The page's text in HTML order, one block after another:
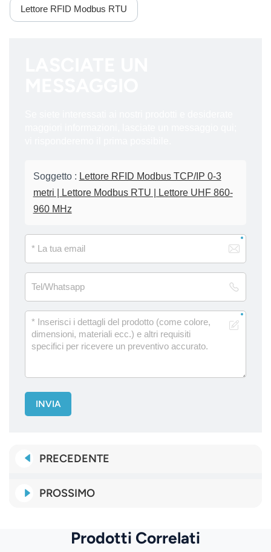
Lettore RFID Modbus RTU
Soggetto : Lettore RFID Modbus TCP/IP 0-3
metri | Lettore Modbus RTU | Lettore UHF 860-
960 MHz
INVIA
PRECEDENTE
PROSSIMO
Prodotti Correlati